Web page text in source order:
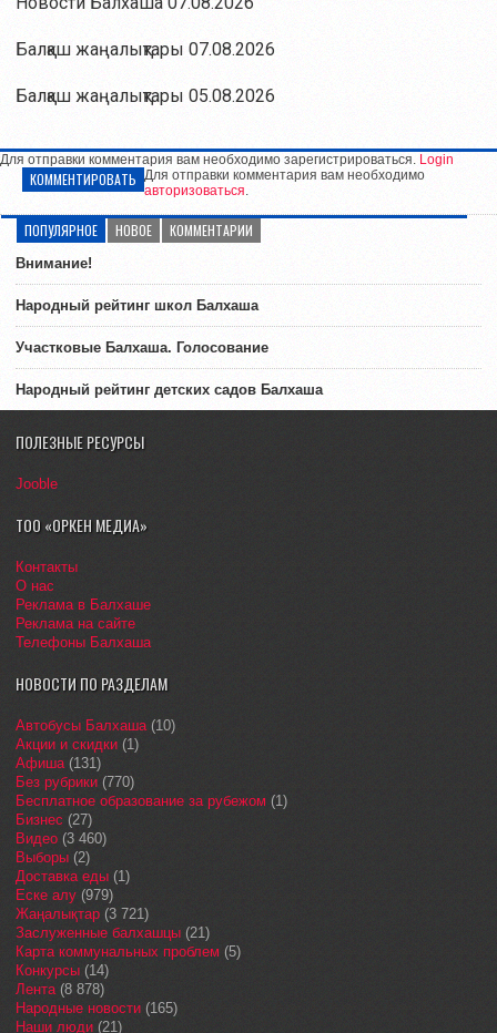
Балқаш жаңалықтары 07.08.2026
Балқаш жаңалықтары 05.08.2026
Для отправки комментария вам необходимо зарегистрироваться. Login
КОММЕНТИРОВАТЬ Для отправки комментария вам необходимо
авторизоваться.
ПОПУЛЯРНОЕ НОВОЕ КОММЕНТАРИИ
Внимание!
Народный рейтинг школ Балхаша
Участковые Балхаша. Голосование
Народный рейтинг детских садов Балхаша
ПОЛЕЗНЫЕ РЕСУРСЫ
Jooble
ТОО «ОРКЕН МЕДИА»
Контакты
О нас
Реклама в Балхаше
Реклама на сайте
Телефоны Балхаша
НОВОСТИ ПО РАЗДЕЛАМ
Автобусы Балхаша(10)
Акции и скидки (1)
Афиша(131)
Без рубрики (770)
Бесплатное образование за рубежом (1)
Бизнес (27)
Видео (3 460)
Выборы (2)
Доставка еды (1)
Еске алу (979)
Жаңалықтар (3 721)
Заслуженные балхашцы (21)
Карта коммунальных проблем (5)
Конкурсы (14)
Лента(8 878)
Народные новости (165)
Наши люди (21)